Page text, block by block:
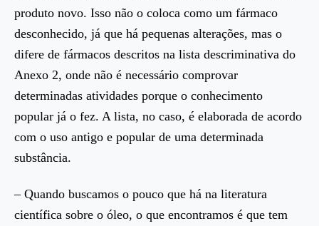
produto novo. Isso não o coloca como um fármaco
desconhecido, já que há pequenas alterações, mas o
difere de fármacos descritos na lista descriminativa do
Anexo 2, onde não é necessário comprovar
determinadas atividades porque o conhecimento
popular já o fez. A lista, no caso, é elaborada de acordo
com o uso antigo e popular de uma determinada
substância.
– Quando buscamos o pouco que há na literatura
científica sobre o óleo, o que encontramos é que tem